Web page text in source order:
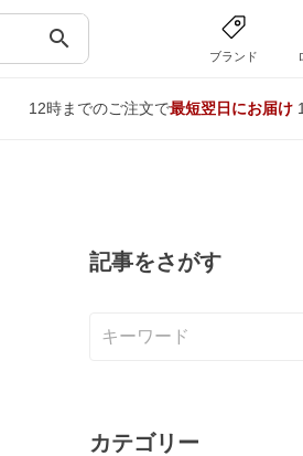
search
ブランド
12時までのご注文で最短翌日にお届け
記事をさがす
カテゴリー